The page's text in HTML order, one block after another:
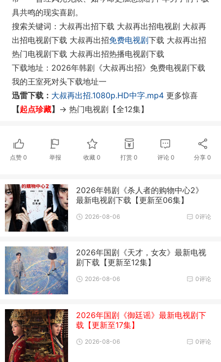
具共鸣的现实喜剧。
搜索关键词：大叔再出招下载 大叔再出招电视剧 大叔再
出招电视剧下载 大叔再出招免费电视剧下载 大叔再出招
热门电视剧下载 大叔再出招热播电视剧下载
下载地址：2026年韩剧《大叔再出招》免费电视剧下载
我的王室死对头下载地址一
迅雷下载： 大叔再出招.1080p.HD中字.mp4 更多惊喜
【起点珍藏】 -> 热门电视剧 【全12集】
点赞 0 举报 收藏0 打赏 0 评论 0 分享0
2026年韩剧《杀人者的购物中心2》
最新电视剧下载【更新至06集】
0评论
2026-08-06
2026年国剧《天才，女友》最新电视
剧下载【更新至12集】
0评论
2026-08-06
2026年国剧《御廷谣》最新电视剧下
载【更新至17集】
0评论
2026-08-06